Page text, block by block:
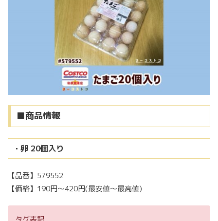
■商品情報
・卵 20個入り
【品番】579552
【価格】190円～420円(最安値～最高値)